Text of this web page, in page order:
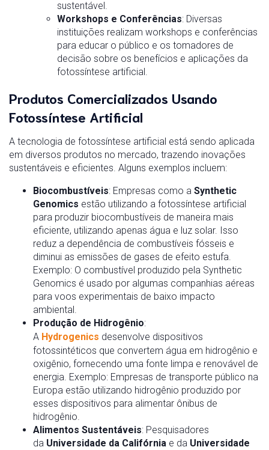
sustentável.
Workshops e Conferências: Diversas
instituições realizam workshops e conferências
para educar o público e os tomadores de
decisão sobre os benefícios e aplicações da
fotossíntese artificial.
Produtos Comercializados Usando
Fotossíntese Artificial
A tecnologia de fotossíntese artificial está sendo aplicada
em diversos produtos no mercado, trazendo inovações
sustentáveis e eficientes. Alguns exemplos incluem:
Biocombustíveis: Empresas como a Synthetic
Genomics estão utilizando a fotossíntese artificial
para produzir biocombustíveis de maneira mais
eficiente, utilizando apenas água e luz solar. Isso
reduz a dependência de combustíveis fósseis e
diminui as emissões de gases de efeito estufa.
Exemplo: O combustível produzido pela Synthetic
Genomics é usado por algumas companhias aéreas
para voos experimentais de baixo impacto
ambiental.
Produção de Hidrogênio:
A Hydrogenics desenvolve dispositivos
fotossintéticos que convertem água em hidrogênio e
oxigênio, fornecendo uma fonte limpa e renovável de
energia. Exemplo: Empresas de transporte público na
Europa estão utilizando hidrogênio produzido por
esses dispositivos para alimentar ônibus de
hidrogênio.
Alimentos Sustentáveis: Pesquisadores
da Universidade da Califórnia e da Universidade